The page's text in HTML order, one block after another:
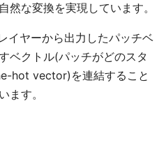
然な変換を実現しています。
ヤーから出力したパッチベ
ベクトル(パッチがどのスタ
hot vector)を連結すること
ます。